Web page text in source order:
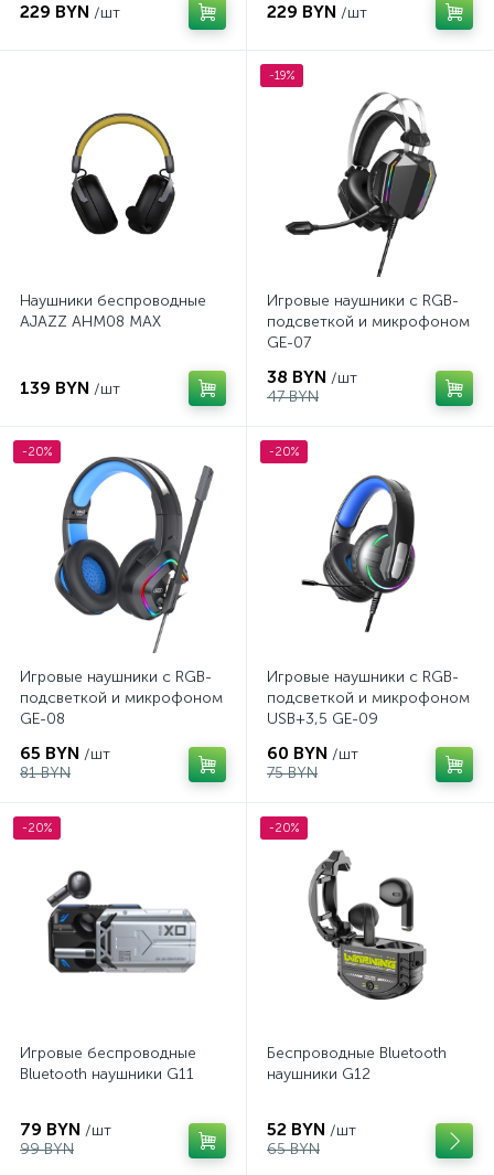
229 BYN /шт 229 BYN /шт
Наушники беспроводные
AJAZZ AHM08 MAX
139 BYN /шт
-19%
Игровые наушники с RGB-
подсветкой и микрофоном
GE-07
38 BYN /шт
47 BYN
-20%
Игровые наушники с RGB-
подсветкой и микрофоном
GE-08
65 BYN /шт
81 BYN
-20%
Игровые наушники с RGB-
подсветкой и микрофоном
USB+3,5 GE-09
60 BYN /шт
75 BYN
-20%
Игровые беспроводные
Bluetooth наушники G11
79 BYN /шт
99 BYN
-20%
Беспроводные Bluetooth
наушники G12
52 BYN /шт
65 BYN